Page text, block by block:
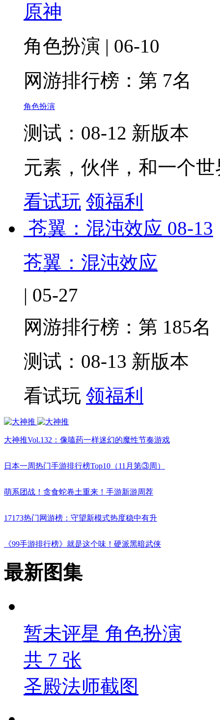
原神
角色扮演 | 06-10
网游排行榜： 第 7名
角色扮演
测试：08-12 新版本
元素，伙伴，和一个世
看试玩 领福利
苍翼：混沌效应 08-13
苍翼：混沌效应
| 05-27
网游排行榜： 第 185名
测试：08-13 新版本
看试玩 领福利
大神推Vol.132：像嗑药一样迷幻的魔性节奏游戏
日本一周热门手游排行榜Top10（11月第③周）
萌系团战！贪食蛇卷土重来！手游新游周荐
17173热门网游榜：守望新模式热度稳中有升
《99手游排行榜》就是这个味！硬派黑暗武侠
最新图集
暂未评星 角色扮演
共 7 张
圣殿法师截图